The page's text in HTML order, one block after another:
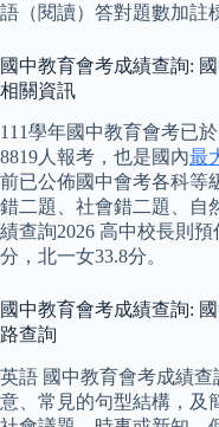
語（閱讀）答對題數加註
國中教育會考成績查詢:
相關資訊
111學年國中教育會考已
8819人報考，也是國內最
前已公佈國中會考各科等
錯二題、社會錯二題、自
績查詢2026 高中校長則
分，北一女33.8分。
國中教育會考成績查詢:
路查詢
英語 國中教育會考成績
意、常見的句型結構，及